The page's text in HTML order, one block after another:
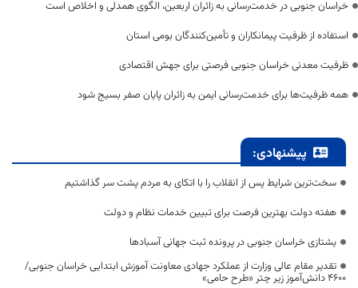
خراسان جنوبی در خدمت‌رسانی به زائران اربعین، الگوی همدلی و اخلاص است
استفاده از ظرفیت پیمانکاران و تأمین‌کنندگان بومی استان
ظرفیت معدنی خراسان جنوبی فرصتی برای جهش اقتصادی
همه ظرفیت‌ها برای خدمت‌رسانی ایمن به زائران پایان صفر بسیج شود
پیشنهادی:
سخت‌ترین شرایط پس از انقلاب را با اتکای به مردم پشت سر گذاشتیم
هفته دولت بهترین فرصت برای تبیین خدمات نظام و دولت
یشتازی خراسان جنوبی در پرونده ثبت جهانی آسبادها
تقدیر مقام عالی وزارت از عملکرد جهادی معاونت آموزش ابتدایی خراسان جنوبی/
۴۶۰۰ دانش‌آموز زیر چتر «طرح حامی»